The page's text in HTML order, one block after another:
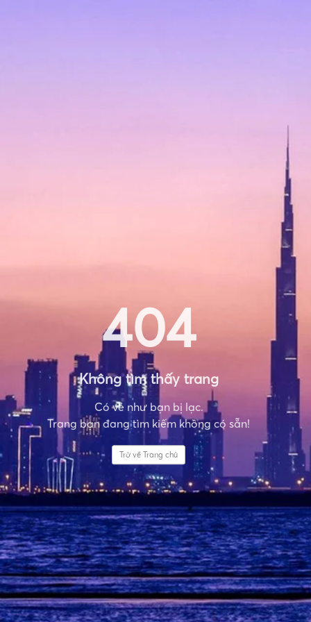
404
Không tìm thấy trang
Có vẻ như bạn bị lạc.
Trang bạn đang tìm kiếm không có sẵn!
Trở về Trang chủ